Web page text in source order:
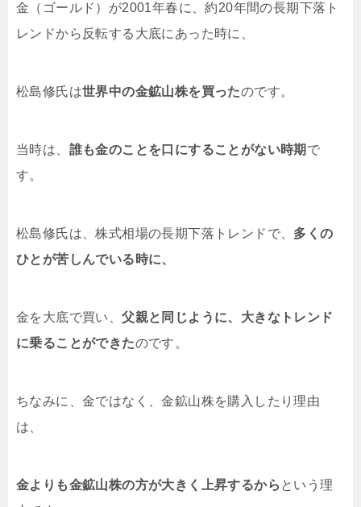
金（ゴールド）が2001年春に、約20年間の長期下落ト
レンドから反転する大底にあった時に、
松島修氏は世界中の金鉱山株を買ったのです。
当時は、 誰も金のことを口にすることがない時期 で
す。
松島修氏は、株式相場の長期下落トレンドで、 多くの
ひとが苦しんでいる時に、
金を大底で買い、父親と同じように、大きなトレンド
に乗ることができたのです。
ちなみに、金ではなく、金鉱山株を購入したり理由
は、
金よりも金鉱山株の方が大きく上昇するから という理